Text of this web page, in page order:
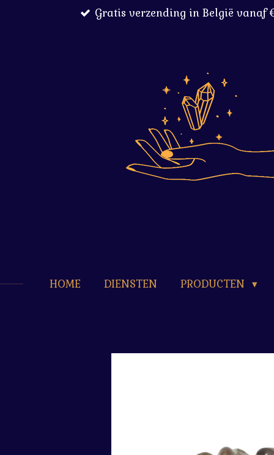
Gratis verzending in België vanaf
HOME DIENSTEN PRODUCTEN